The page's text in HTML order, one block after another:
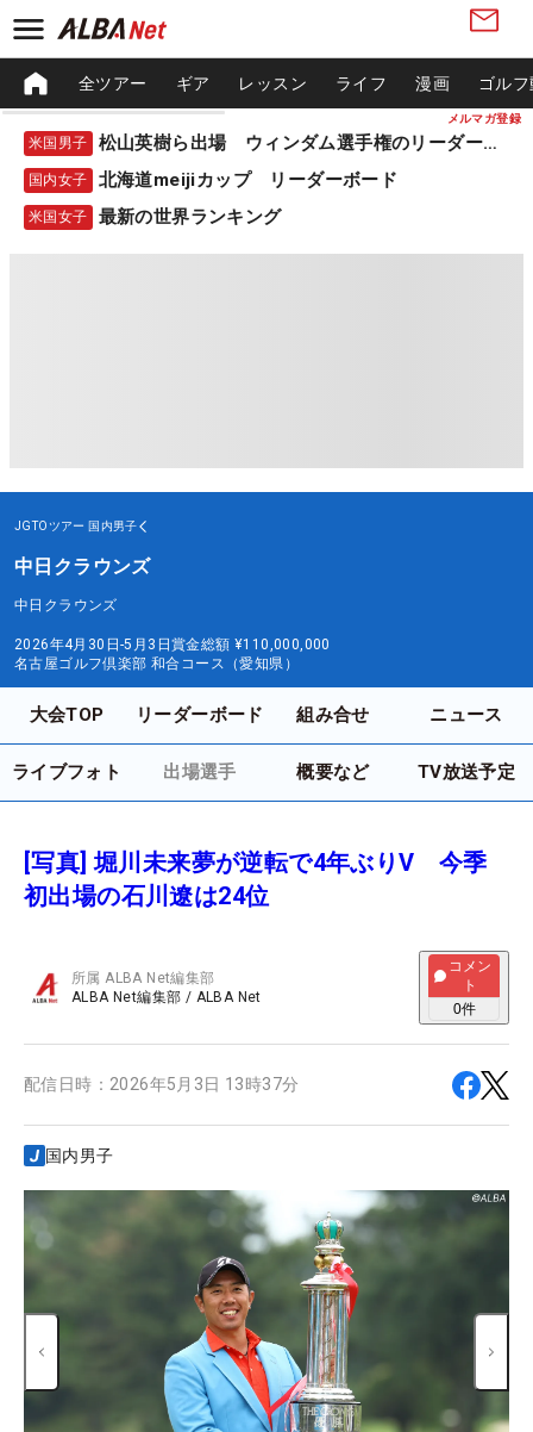
メルマガ登録
全ツアー ギア レッスン ライフ 漫画 ゴル
米国男子 松山英樹ら出場 ウィンダム選手権のリーダーボード
国内女子 北海道meijiカップ リーダーボード
米国女子 最新の世界ランキング
JGTOツアー 国内男子
中日クラウンズ
中日クラウンズ
2026年4月30日-5月3日賞金総額 ¥110,000,000
名古屋ゴルフ倶楽部 和合コース（愛知県）
大会TOP リーダーボード 組み合せ ニュース
ライブフォト 出場選手 概要など TV放送予定
[写真] 堀川未来夢が逆転で4年ぶりV 今季
初出場の石川遼は24位
所属ALBA Net編集部
ALBA Net編集部 / ALBA Net
コメン
ト
0件
配信日時： 2026年5月3日 13時37分
国内男子